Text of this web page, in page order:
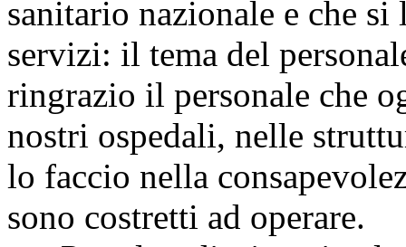
sanitario nazionale e che
servizi: il tema del
ringrazio il personale che
nostri ospedali, nelle
lo faccio nella
sono costretti ad operare.